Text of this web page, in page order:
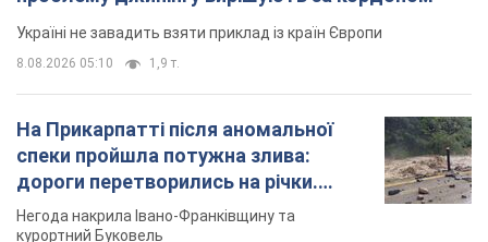
за газ через покази зіпсованого
лічильника: суддя ухвалив
неочікуване рішення
5 годин тому 30,6 т.